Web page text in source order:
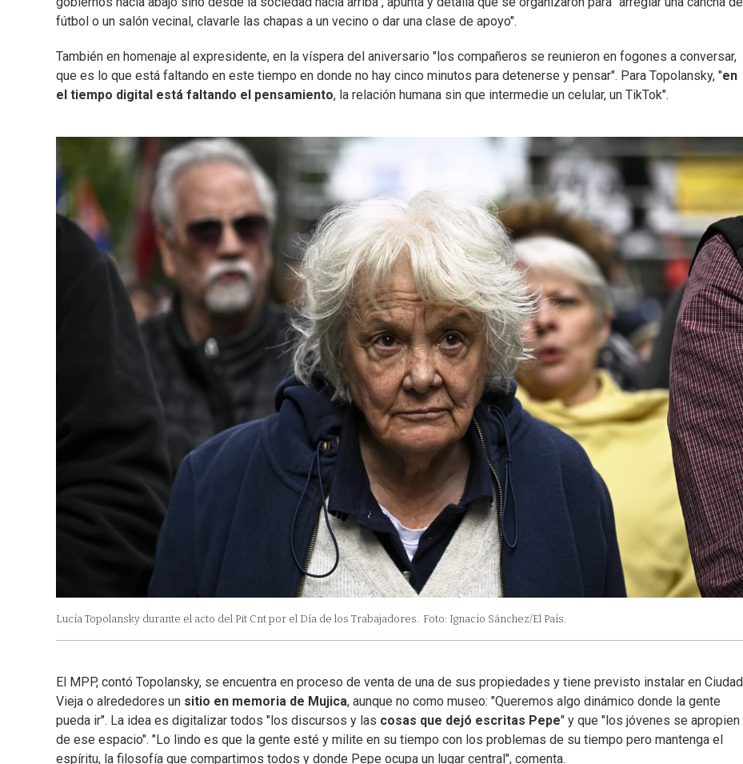
fútbol o un salón vecinal, clavarle las chapas a un vecino o dar una clase de apoyo".
También en homenaje al expresidente, en la víspera del aniversario "los compañeros se reunieron en fogones a conversar,
que es lo que está faltando en este tiempo en donde no hay cinco minutos para detenerse y pensar". Para Topolansky, "en
el tiempo digital está faltando el pensamiento, la relación humana sin que intermedie un celular, un TikTok".
Lucía Topolansky durante el acto del Pit Cnt por el Día de los Trabajadores. Foto: Ignacio Sánchez/El País.
El MPP, contó Topolansky, se encuentra en proceso de venta de una de sus propiedades y tiene previsto instalar en Ciudad
Vieja o alrededores un sitio en memoria de Mujica, aunque no como museo: "Queremos algo dinámico donde la gente
pueda ir". La idea es digitalizar todos "los discursos y las cosas que dejó escritas Pepe" y que "los jóvenes se apropien
de ese espacio". "Lo lindo es que la gente esté y milite en su tiempo con los problemas de su tiempo pero mantenga el
espíritu, la filosofía que compartimos todos y donde Pepe ocupa un lugar central", comenta.